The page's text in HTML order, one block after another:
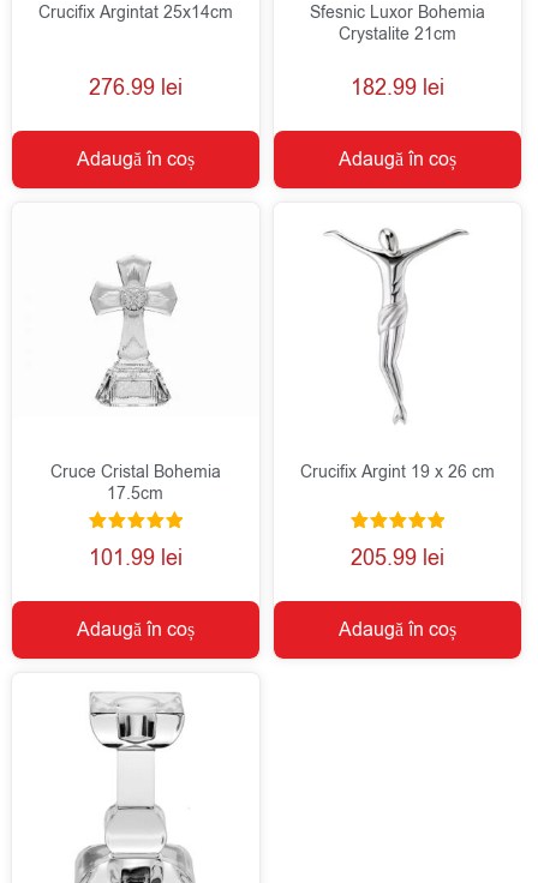
Crucifix Argintat 25x14cm
276.99 lei
Adaugă în coș
Sfesnic Luxor Bohemia
Crystalite 21cm
182.99 lei
Adaugă în coș
Cruce Cristal Bohemia
17.5cm
Evaluat la
5.00
101.99 lei
Adaugă în coș
Crucifix Argint 19 x 26 cm
Evaluat la
5.00
205.99 lei
Adaugă în coș